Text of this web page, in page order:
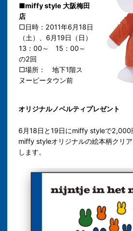
■miffy style 大阪梅田
店
□日時：2011年6月18日
（土）、6月19日（日）
13：00～ 15：00～
の2回
□場所： 地下1階ス
ヌーピータウン前
オリジナルノベルティプレゼント
6月18日と19日にmiffy styleで2,000
miffy styleオリジナルの絵本柄クリ
します。